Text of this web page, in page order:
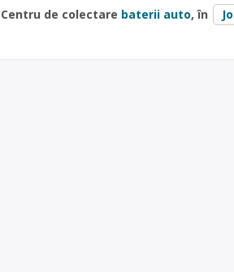
Centru de colectare baterii auto, în